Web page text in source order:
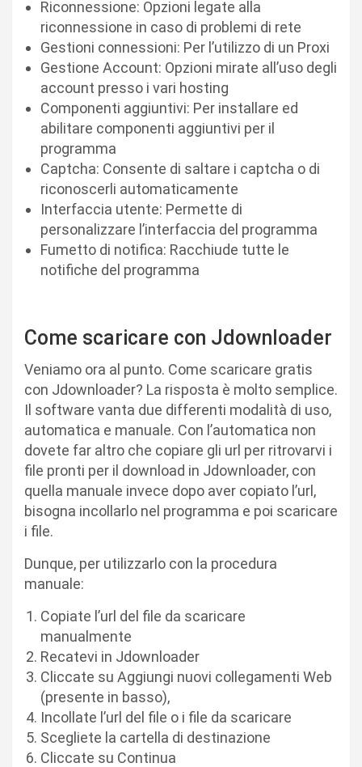
Riconnessione: Opzioni legate alla
riconnessione in caso di problemi di rete
Gestioni connessioni: Per l’utilizzo di un Proxi
Gestione Account: Opzioni mirate all’uso degli
account presso i vari hosting
Componenti aggiuntivi: Per installare ed
abilitare componenti aggiuntivi per il
programma
Captcha: Consente di saltare i captcha o di
riconoscerli automaticamente
Interfaccia utente: Permette di
personalizzare l’interfaccia del programma
Fumetto di notifica: Racchiude tutte le
notifiche del programma
Come scaricare con Jdownloader
Veniamo ora al punto. Come scaricare gratis
con Jdownloader? La risposta è molto semplice.
Il software vanta due differenti modalità di uso,
automatica e manuale. Con l’automatica non
dovete far altro che copiare gli url per ritrovarvi i
file pronti per il download in Jdownloader, con
quella manuale invece dopo aver copiato l’url,
bisogna incollarlo nel programma e poi scaricare
i file.
Dunque, per utilizzarlo con la procedura
manuale:
Copiate l’url del file da scaricare
manualmente
Recatevi in Jdownloader
Cliccate su Aggiungi nuovi collegamenti Web
(presente in basso),
Incollate l’url del file o i file da scaricare
Scegliete la cartella di destinazione
Cliccate su Continua